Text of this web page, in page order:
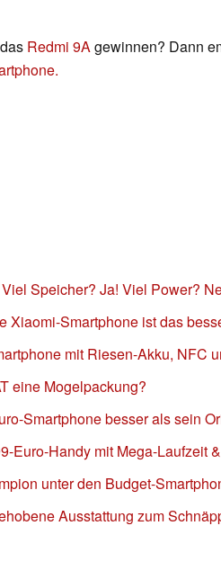
Redmi 9Agewinnen? Dann
Speicher? Ja! Viel Power?
Xiaomi-Smartphone ist das
mit Riesen-Akku, NFC
eine Mogelpackung?
Smartphone besser als sein
Euro-Handy mit Mega-Laufzeit
unter den Budget-
Ausstattung zum